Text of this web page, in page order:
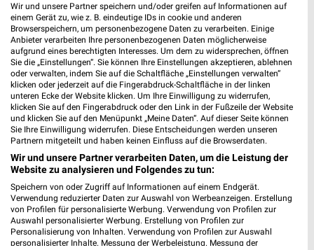
H&M Göttingen
Weender Straße 18
37073 Göttingen
Heute 10:00 - 19:00 Uhr | Geschlossen
261,49 km
Takko Fashion Göttingen
Siekweg 32
37081 Göttingen
Heute 09:30 - 19:00 Uhr | Geschlossen
264,56 km
Wir und unsere Partner speichern und/oder greifen auf Informationen auf
einem Gerät zu, wie z. B. eindeutige IDs in cookie und anderen
Browserspeichern, um personenbezogene Daten zu verarbeiten. Einige
Anbieter verarbeiten Ihre personenbezogenen Daten möglicherweise
aufgrund eines berechtigten Interesses. Um dem zu widersprechen, öffnen
Sie die „Einstellungen“. Sie können Ihre Einstellungen akzeptieren, ablehnen
oder verwalten, indem Sie auf die Schaltfläche „Einstellungen verwalten“
klicken oder jederzeit auf die Fingerabdruck-Schaltfläche in der linken
unteren Ecke der Website klicken. Um Ihre Einwilligung zu widerrufen,
klicken Sie auf den Fingerabdruck oder den Link in der Fußzeile der Website
und klicken Sie auf den Menüpunkt „Meine Daten“. Auf dieser Seite können
Sie Ihre Einwilligung widerrufen. Diese Entscheidungen werden unseren
Partnern mitgeteilt und haben keinen Einfluss auf die Browserdaten.
Wir und unsere Partner verarbeiten Daten, um die Leistung der
Website zu analysieren und Folgendes zu tun:
Speichern von oder Zugriff auf Informationen auf einem Endgerät.
Verwendung reduzierter Daten zur Auswahl von Werbeanzeigen. Erstellung
von Profilen für personalisierte Werbung. Verwendung von Profilen zur
Auswahl personalisierter Werbung. Erstellung von Profilen zur
Personalisierung von Inhalten. Verwendung von Profilen zur Auswahl
personalisierter Inhalte. Messung der Werbeleistung. Messung der